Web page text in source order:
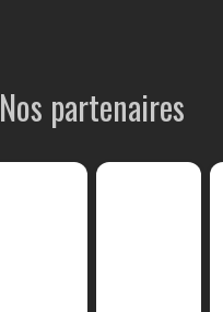
Nos partenaires